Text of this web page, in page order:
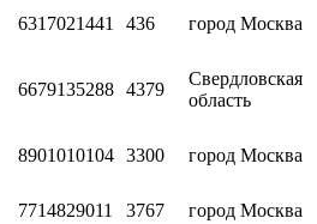
6317021441 436 город Москва
6679135288 4379
Свердловская
область
8901010104 3300 город Москва
7714829011 3767 город Москва